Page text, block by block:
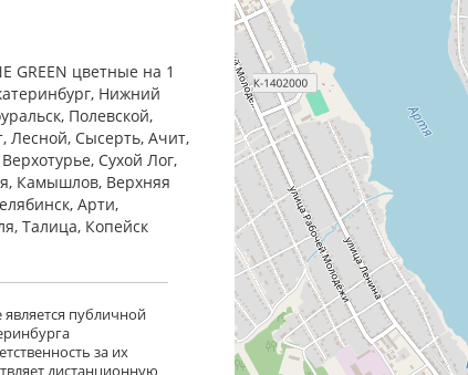
GREEN цветные на 1
Нижний
Полевской,
Лесной, Сысерть, Ачит,
Сухой Лог,
Камышлов, Верхняя
Арти,
Талица, Копейск
публичной
за их
дистанционную